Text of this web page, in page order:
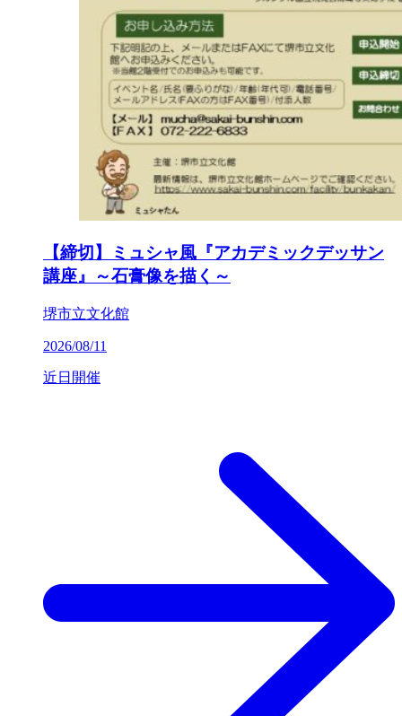
【締切】ミュシャ風『アカデミックデッサン
講座』～石膏像を描く～
堺市立文化館
2026/08/11
近日開催